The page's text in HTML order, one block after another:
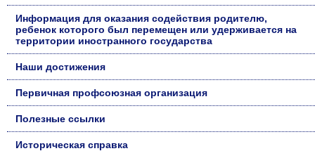
Информация для оказания содействия родителю,
ребенок которого был перемещен или удерживается на
территории иностранного государства
Наши достижения
Первичная профсоюзная организация
Полезные ссылки
Историческая справка